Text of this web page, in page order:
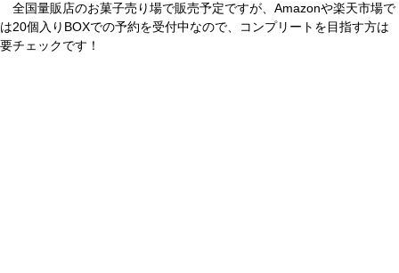
全国量販店のお菓子売り場で販売予定ですが、Amazonや楽天市場で
は20個入りBOXでの予約を受付中なので、コンプリートを目指す方は
要チェックです！